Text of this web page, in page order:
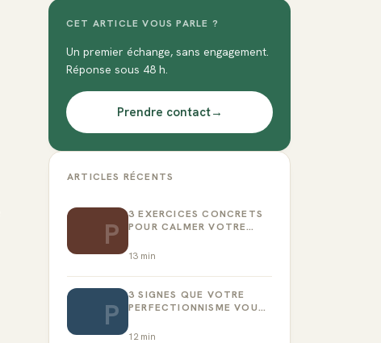
CET ARTICLE VOUS PARLE ?
Un premier échange, sans engagement.
Réponse sous 48 h.
Prendre contact→
ARTICLES RÉCENTS
P
3 EXERCICES CONCRETS
POUR CALMER VOTRE
13 min
P
3 SIGNES QUE VOTRE
PERFECTIONNISME VOUS
12min